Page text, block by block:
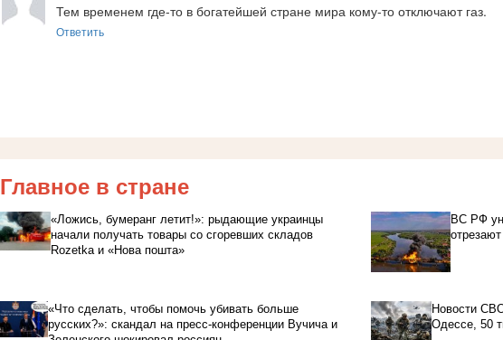
Тем временем где-то в богатейшей стране мира кому-то отключают газ.
Ответить
Главное в стране
«Ложись, бумеранг летит!»: рыдающие украинцы
начали получать товары со сгоревших складов
Rozetka и «Нова пошта»
ВС РФ
«Что сделать, чтобы помочь убивать больше
русских?»: скандал на пресс-конференции Вучича и
Новости
Одессе, 50